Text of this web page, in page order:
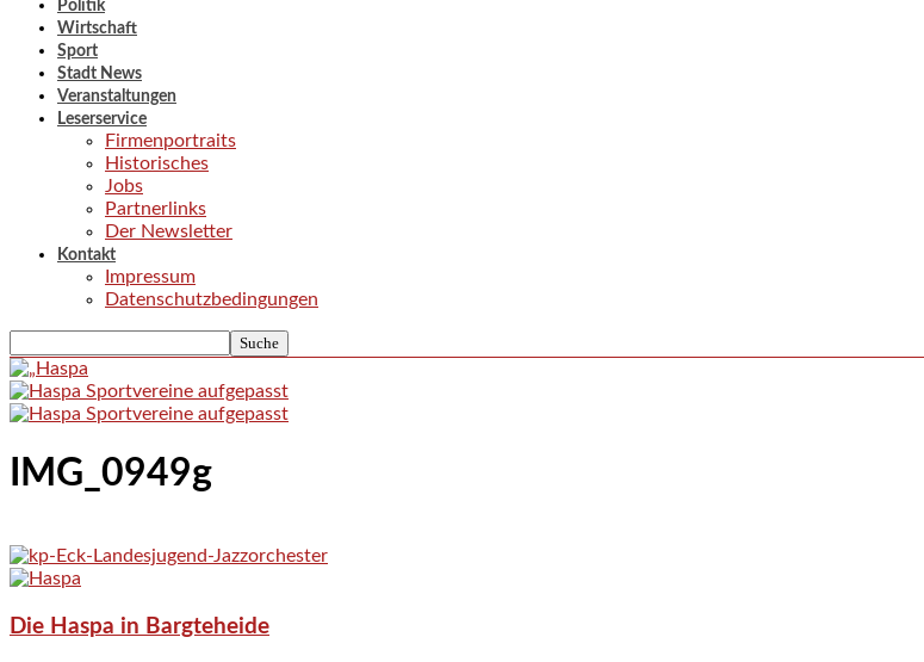
Politik
Wirtschaft
Sport
Stadt News
Veranstaltungen
Leserservice
Firmenportraits
Historisches
Jobs
Partnerlinks
Der Newsletter
Kontakt
Impressum
Datenschutzbedingungen
IMG_0949g
Die Haspa in Bargteheide